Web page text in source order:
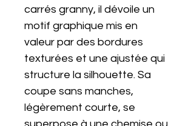
carrés granny, il dévoile un
motif graphique mis en
valeur par des bordures
texturées et une ajustée qui
structure la silhouette. Sa
coupe sans manches,
légèrement courte, se